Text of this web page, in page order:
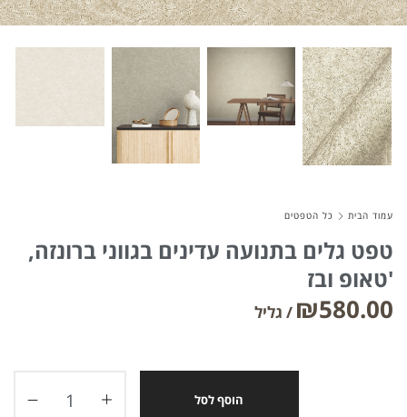
Careers
Privacy Policy
Sitemap
Community
Blog
עמוד הבית כל הטפטים
טפט גלים בתנועה עדינים בגווני ברונזה,
₪580.00
הוסף לסל